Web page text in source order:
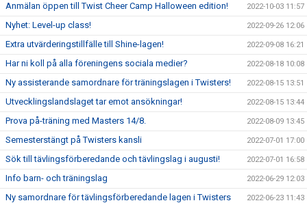
Anmälan öppen till Twist Cheer Camp Halloween edition! 2022-10-03 11:57
Nyhet: Level-up class! 2022-09-26 12:06
Extra utvärderingstillfälle till Shine-lagen! 2022-09-08 16:21
Har ni koll på alla föreningens sociala medier? 2022-08-18 10:08
Ny assisterande samordnare för träningslagen i Twisters! 2022-08-15 13:51
Utvecklingslandslaget tar emot ansökningar! 2022-08-15 13:44
Prova på-träning med Masters 14/8. 2022-08-09 13:45
Semesterstängt på Twisters kansli 2022-07-01 17:00
Sök till tävlingsförberedande och tävlingslag i augusti! 2022-07-01 16:58
Info barn- och träningslag 2022-06-29 12:03
Ny samordnare för tävlingsförberedande lagen i Twisters 2022-06-23 11:43